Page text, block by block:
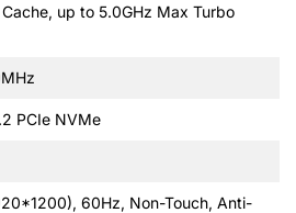
up to 5.0GHz Max Turbo
PCIe NVMe
60Hz, Non-Touch, Anti-